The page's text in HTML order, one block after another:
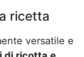
ricetta
versatile e